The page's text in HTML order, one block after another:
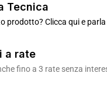
Tecnica
prodotto? Clicca qui e
a rate
fino a 3 rate senza